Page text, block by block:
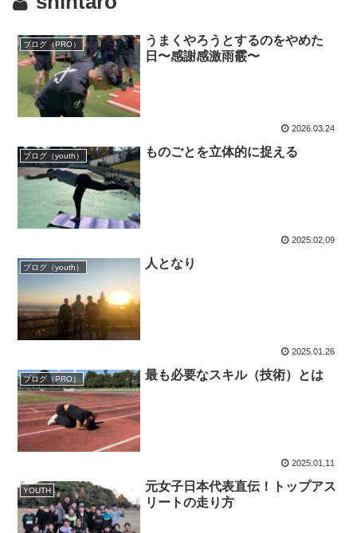
ブログ（PRO）
うまくやろうとするのをやめた
日〜感謝感激雨霰〜
2026.03.24
ブログ（youth） ものごとを立体的に捉える
2025.02.09
ブログ（youth） 人となり
2025.01.26
ブログ（PRO） 最も必要なスキル（技術）とは
2025.01.11
YOUTH
元女子日本代表直伝！トップアス
リートの走り方